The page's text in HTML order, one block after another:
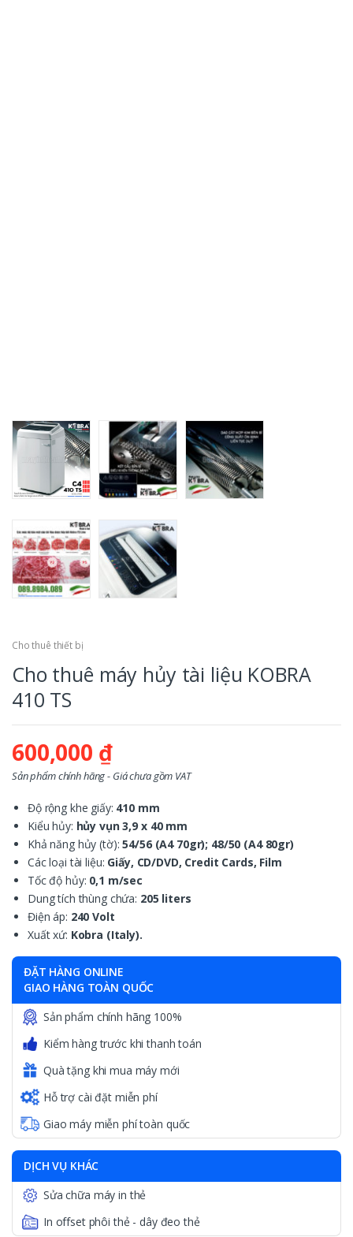
Cho thuê thiết bị
Cho thuê máy hủy tài liệu KOBRA
410 TS
600,000 ₫
Sản phẩm chính hãng - Giá chưa gồm VAT
Độ rộng khe giấy: 410 mm
Kiểu hủy: hủy vụn 3,9 x 40 mm
Khả năng hủy (tờ):54/56 (A4 70gr); 48/50 (A4 80gr)
Các loại tài liệu: Giấy, CD/DVD, Credit Cards, Film
Tốc độ hủy: 0,1 m/sec
Dung tích thùng chứa: 205 liters
Điện áp: 240 Volt
Xuất xứ: Kobra (Italy).
ĐẶT HÀNG ONLINE
GIAO HÀNG TOÀN QUỐC
Sản phẩm chính hãng 100%
Kiểm hàng trước khi thanh toán
Quà tặng khi mua máy mới
Hỗ trợ cài đặt miễn phí
Giao máy miễn phí toàn quốc
DỊCH VỤ KHÁC
Sửa chữa máy in thẻ
In offset phôi thẻ - dây đeo thẻ